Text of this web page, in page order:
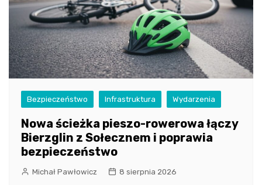
Bezpieczeństwo Infrastruktura Wydarzenia
Nowa ścieżka pieszo-rowerowa łączy
Bierzglin z Sołecznem i poprawia
bezpieczeństwo
Michał Pawłowicz 8 sierpnia 2026